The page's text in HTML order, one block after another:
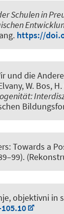
Schulen in
https://
und die
W. Bos,
Towards a
objektivni in